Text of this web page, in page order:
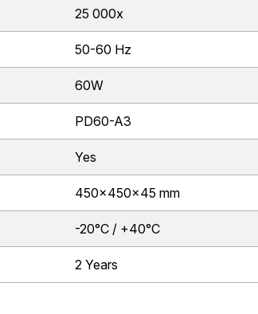
25 000x
50-60 Hz
60W
PD60-A3
Yes
450x450x45 mm
-20°C / +40°C
2 Years